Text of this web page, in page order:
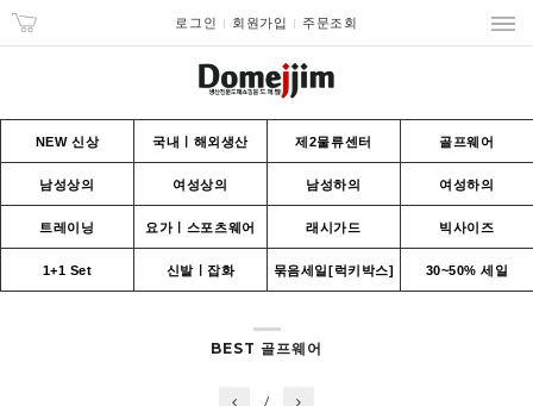
로그인 회원가입 주문조회
NEW 신상 국내ㅣ해외생산 제2물류센터 골프웨어
남성상의 여성상의 남성하의 여성하의
트레이닝 요가ㅣ스포츠웨어 래시가드 빅사이즈
1+1 Set 신발ㅣ잡화 묶음세일[럭키박스] 30~50% 세일
BEST 골프웨어
/